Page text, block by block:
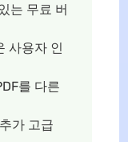
는 무료 버
사용자 인
를 다른
가 고급